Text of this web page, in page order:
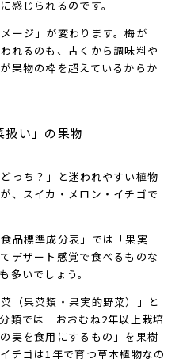
感じられるのです。
ージ」が変わります。梅が
れるのも、古くから調味料や
果物の枠を超えているからか
扱い」の果物
っち？」と迷われやすい植物
、スイカ・メロン・イチゴで
品標準成分表」では「果実
デザート感覚で食べるものな
多いでしょう。
（果菜類・果実的野菜）」と
類では「おおむね2年以上栽培
実を食用にするもの」を果樹
チゴは1年で育つ草本植物なの